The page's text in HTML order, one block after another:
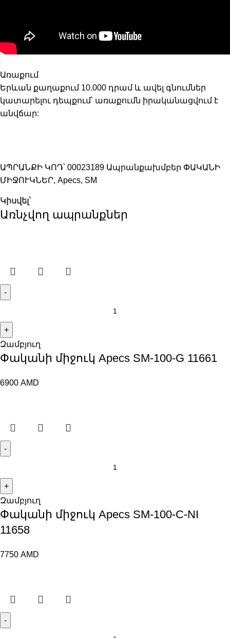
Առաքում
Երևան քաղաքում 10.000 դրամ և ավել գնումներ
կատարելու դեպքում՝ առաքումն իրականացվում է
անվճար:
ԱՊՐԱՆՔԻ ԿՈԴ՝ 00023189 Ապրանքախմբեր ՓԱԿԱՆԻ
ՄԻՋՈՒԿՆԵՐ, Apecs, SM
Կիսվել՝
Առնչվող ապրանքներ
Զամբյուղ
Փականի միջուկ Apecs SM-100-G 11661
6900 AMD
Զամբյուղ
Փականի միջուկ Apecs SM-100-C-NI
11658
7750 AMD